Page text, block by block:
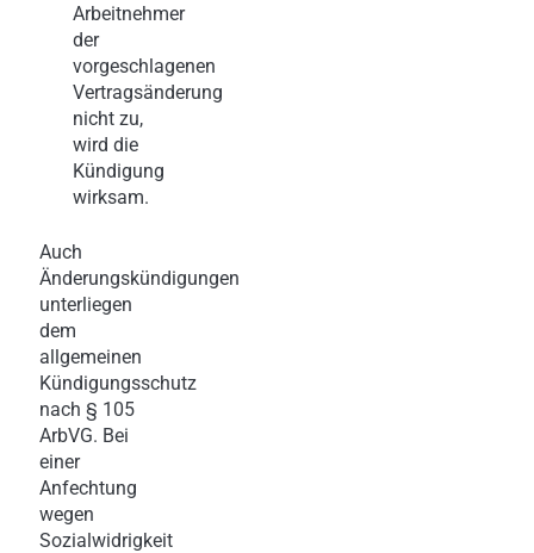
Arbeitnehmer
der
vorgeschlagenen
Vertragsänderung
nicht zu,
wird die
Kündigung
wirksam.
Auch
Änderungskündigungen
unterliegen
dem
allgemeinen
Kündigungsschutz
nach § 105
ArbVG. Bei
einer
Anfechtung
wegen
Sozialwidrigkeit